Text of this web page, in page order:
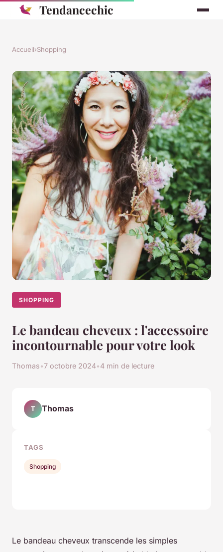
Tendancechic
Accueil›Shopping
SHOPPING
Le bandeau cheveux : l'accessoire
incontournable pour votre look
Thomas•7 octobre 2024•4 min de lecture
Le bandeau cheveux transcende les simples
T Thomas
TAGS
Shopping